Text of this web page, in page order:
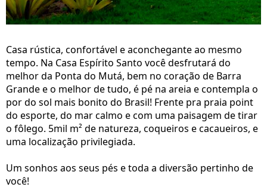
Casa rústica, confortável e aconchegante ao mesmo
tempo. Na Casa Espírito Santo você desfrutará do
melhor da Ponta do Mutá, bem no coração de Barra
Grande e o melhor de tudo, é pé na areia e contempla o
por do sol mais bonito do Brasil! Frente pra praia point
do esporte, do mar calmo e com uma paisagem de tirar
o fôlego. 5mil m² de natureza, coqueiros e cacaueiros, e
uma localização privilegiada.
Um sonhos aos seus pés e toda a diversão pertinho de
você!